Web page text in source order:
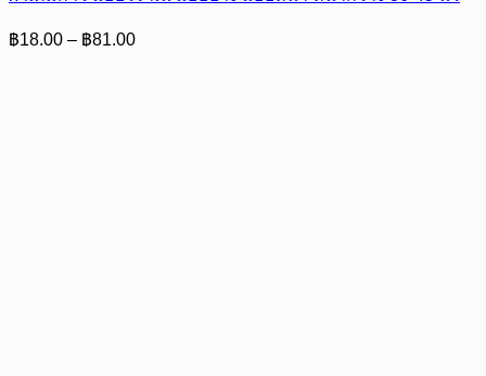
฿18.00 – ฿81.00Price